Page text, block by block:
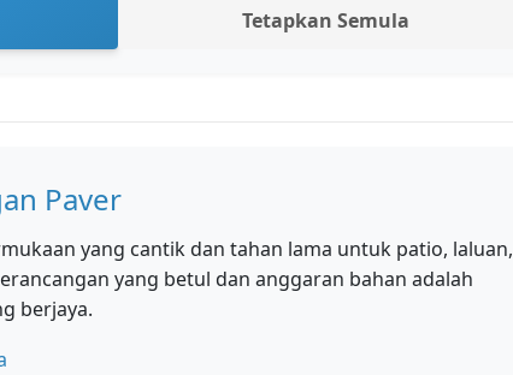
Tetapkan Semula
Paver
yang cantik dan tahan lama untuk patio, laluan,
yang betul dan anggaran bahan adalah
berjaya.